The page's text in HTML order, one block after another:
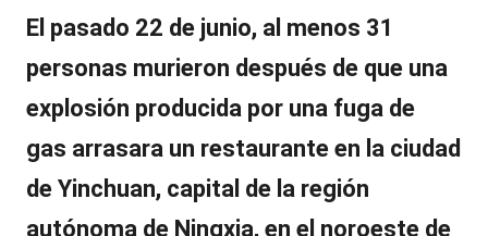
El pasado 22 de junio, al menos 31
personas murieron después de que una
explosión producida por una fuga de
gas arrasara un restaurante en la ciudad
de Yinchuan, capital de la región
autónoma de Ningxia, en el noroeste de